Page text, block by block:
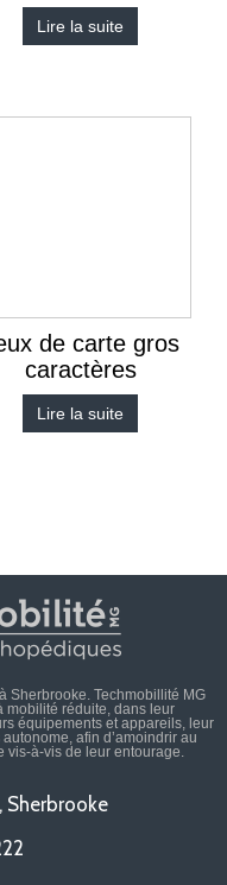
Lire la suite
de carte gros
caractères
Lire la suite
Sherbrooke. Techmobillité MG
mobilité réduite, dans leur
équipements et appareils, leur
afin d’amoindrir au
vis-à-vis de leur entourage.
Sherbrooke